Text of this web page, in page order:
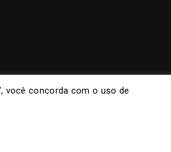
você concorda com o uso de